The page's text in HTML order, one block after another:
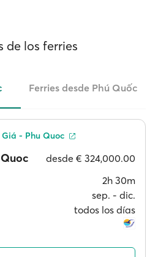
de los ferries
Ferries desde Phú Quốc
desde € 324,000.00
2h 30m
sep. ‐ dic.
todos los días
- Phu Quoc